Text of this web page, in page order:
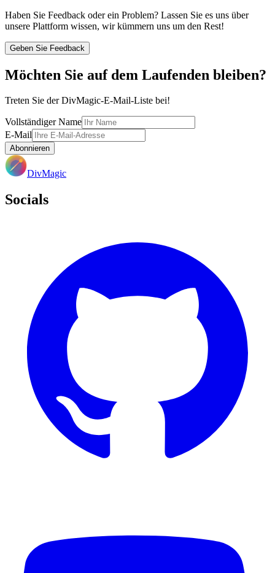
Haben Sie Feedback oder ein Problem? Lassen Sie es uns über
unsere Plattform wissen, wir kümmern uns um den Rest!
Geben Sie Feedback
Möchten Sie auf dem Laufenden bleiben?
Treten Sie der DivMagic-E-Mail-Liste bei!
Vollständiger Name
E-Mail
Abonnieren
DivMagic
Socials